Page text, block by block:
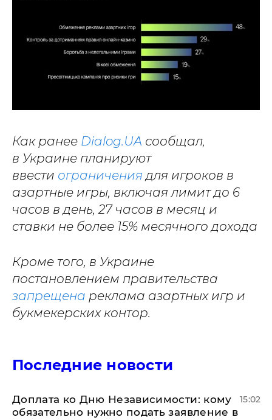
Как ранее Dialog.UA сообщал,
в Украине планируют
ввести ограничения для игроков в
азартные игры, включая лимит до 6
часов в день, 27 часов в месяц и
ставки не более 15% месячного дохода
Кроме того, в Украине
постановлением правительства
запрещена реклама азартных игр и
букмекерских контор.
Последние новости
Доплата ко Дню Независимости: кому
обязательно нужно подать заявление в
15:02